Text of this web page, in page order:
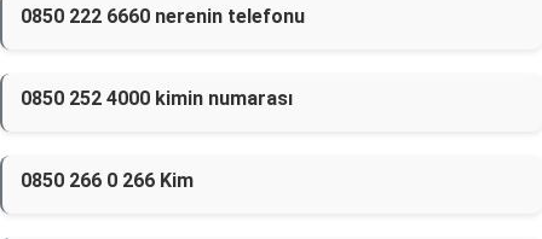
0850 222 6660 nerenin telefonu
0850 252 4000 kimin numarası
0850 266 0 266 Kim